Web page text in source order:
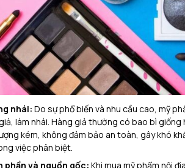
nhái: Do sự phổ biến và nhu cầu cao, mỹ
làm nhái. Hàng giả thường có bao bì giống
kém, không đảm bảo an toàn, gây khó
việc phân biệt.
phần và nguồn gốc: Khi mua mỹ phẩm nội